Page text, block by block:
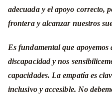
adecuada y el apoyo correcto,
frontera y alcanzar nuestros
Es fundamental que apoyemos
discapacidad y nos
capacidades. La empatía es
inclusivo y accesible. No